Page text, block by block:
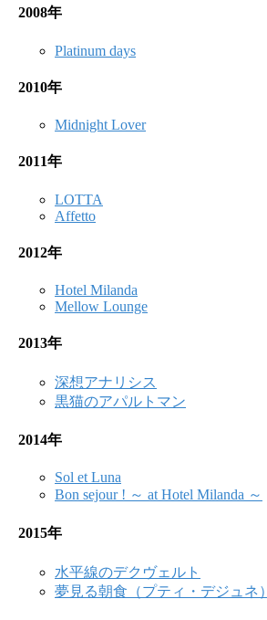
2008年
Platinum days
2010年
Midnight Lover
2011年
LOTTA
Affetto
2012年
Hotel Milanda
Mellow Lounge
2013年
深想アナリシス
黒猫のアパルトマン
2014年
Sol et Luna
Bon sejour ! ～ at Hotel Milanda ～
2015年
水平線のデクヴェルト
夢見る朝食（プティ・デジュネ）